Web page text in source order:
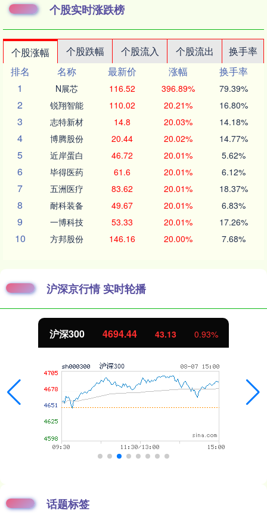
个股实时涨跌榜
个股涨幅 个股跌幅 个股流入 个股流出
换手率
排名
名称 最新价 涨幅
换手率
1
N展芯 116.52 396.89% 79.39%
2 锐翔智能 110.02 20.21% 16.80%
3 志特新材 14.8 20.03% 14.18%
4 博腾股份 20.44 20.02% 14.77%
5 近岸蛋白 46.72 20.01% 5.62%
6 毕得医药 61.6 20.01% 6.12%
7 五洲医疗 83.62 20.01% 18.37%
8 耐科装备 49.67 20.01% 6.83%
9 一博科技 53.33 20.01% 17.26%
10 方邦股份 146.16 20.00% 7.68%
沪深京行情 实时轮播
沪深300 4694.44 43.13 0.93%
话题标签